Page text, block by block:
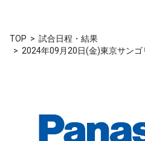
TOP
試合日程・結果
2024年09月20日(金)東京サンゴ